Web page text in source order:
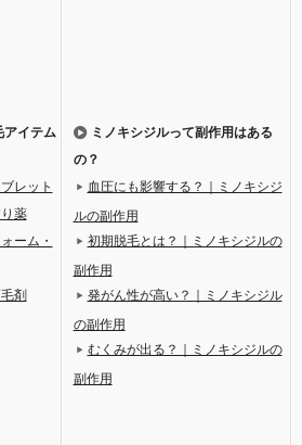
アイテム
レット
薬
ーム・
剤
ミノキシジルって副作用はある
の？
血圧にも影響する？｜ミノキシジ
ルの副作用
初期脱毛とは？｜ミノキシジルの
副作用
発がん性が高い？｜ミノキシジル
の副作用
むくみが出る？｜ミノキシジルの
副作用